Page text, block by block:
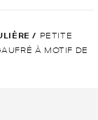
/ PETITE
À MOTIF DE